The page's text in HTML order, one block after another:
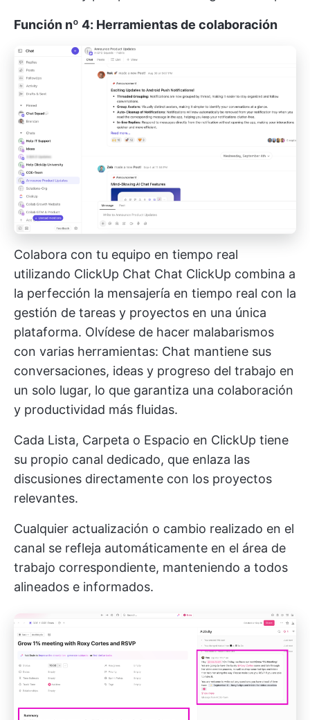
Función nº 4: Herramientas de colaboración
Colabora con tu equipo en tiempo real
utilizando ClickUp Chat Chat ClickUp combina a
la perfección la mensajería en tiempo real con la
gestión de tareas y proyectos en una única
plataforma. Olvídese de hacer malabarismos
con varias herramientas: Chat mantiene sus
conversaciones, ideas y progreso del trabajo en
un solo lugar, lo que garantiza una colaboración
y productividad más fluidas.
Cada Lista, Carpeta o Espacio en ClickUp tiene
su propio canal dedicado, que enlaza las
discusiones directamente con los proyectos
relevantes.
Cualquier actualización o cambio realizado en el
canal se refleja automáticamente en el área de
trabajo correspondiente, manteniendo a todos
alineados e informados.